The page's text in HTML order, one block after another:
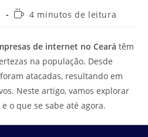
Tempo4 minutos de leitura
de internet no Ceará têm
na população. Desde
atacadas, resultando em
Neste artigo, vamos explorar
o que se sabe até agora.